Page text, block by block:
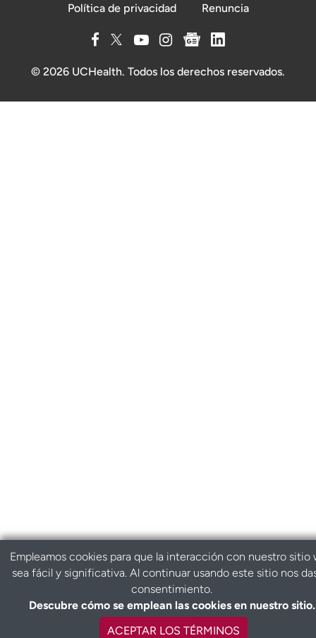
Política de privacidad Renuncia
© 2026 UCHealth. Todos los derechos reservados.
Empleamos cookies para que la interacción con nuestro sitio
sea fácil y significativa. Al continuar usando este sitio nos
consentimiento.
Descubre cómo se emplean las cookies en nuestro sitio.
ACEPTAR LOS TÉRMINOS